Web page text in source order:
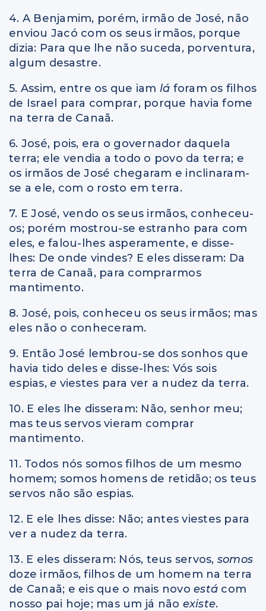
4. A Benjamim, porém, irmão de José, não
enviou Jacó com os seus irmãos, porque
dizia: Para que lhe não suceda, porventura,
algum desastre.
5. Assim, entre os que iam lá foram os filhos
de Israel para comprar, porque havia fome
na terra de Canaã.
6. José, pois, era o governador daquela
terra; ele vendia a todo o povo da terra; e
os irmãos de José chegaram e inclinaram-
se a ele, com o rosto em terra.
7. E José, vendo os seus irmãos, conheceu-
os; porém mostrou-se estranho para com
eles, e falou-lhes asperamente, e disse-
lhes: De onde vindes? E eles disseram: Da
terra de Canaã, para comprarmos
mantimento.
8. José, pois, conheceu os seus irmãos; mas
eles não o conheceram.
9. Então José lembrou-se dos sonhos que
havia tido deles e disse-lhes: Vós sois
espias, e viestes para ver a nudez da terra.
10. E eles lhe disseram: Não, senhor meu;
mas teus servos vieram comprar
mantimento.
11. Todos nós somos filhos de um mesmo
homem; somos homens de retidão; os teus
servos não são espias.
12. E ele lhes disse: Não; antes viestes para
ver a nudez da terra.
13. E eles disseram: Nós, teus servos, somos
doze irmãos, filhos de um homem na terra
de Canaã; e eis que o mais novo está com
nosso pai hoje; mas um já não existe.